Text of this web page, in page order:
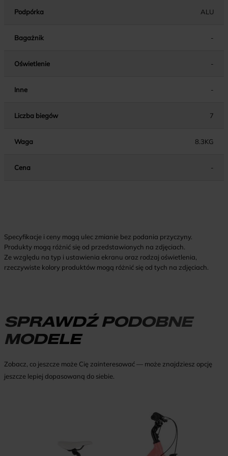
Podpórka ALU
Bagażnik -
Oświetlenie -
Inne -
Liczba biegów 7
Waga 8.3KG
Cena -
Specyfikacje i ceny mogą ulec zmianie bez podania przyczyny.
Produkty mogą różnić się od przedstawionych na zdjęciach.
Ze względu na typ i ustawienia ekranu oraz rodzaj oświetlenia,
rzeczywiste kolory produktów mogą różnić się od tych na zdjęciach.
SPRAWDŹ PODOBNE
MODELE
Zobacz, co jeszcze może Cię zainteresować — może znajdziesz opcję
jeszcze lepiej dopasowaną do siebie.